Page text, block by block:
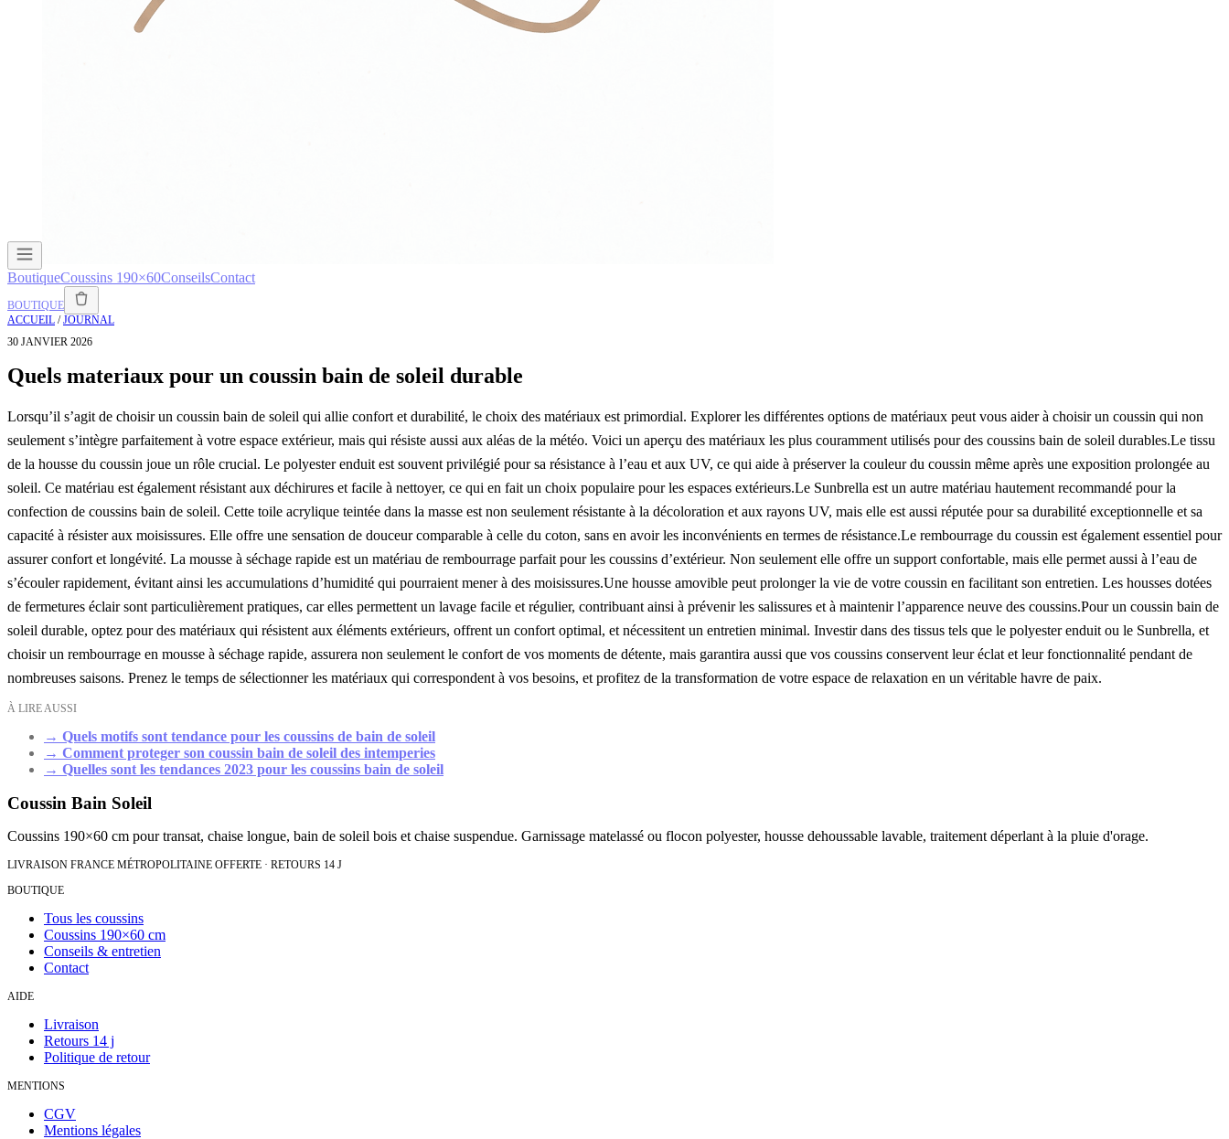
BoutiqueCoussins 190×60ConseilsContact
BOUTIQUE
ACCUEIL /JOURNAL
30 JANVIER 2026
Quels materiaux pour un coussin bain de soleil durable
Lorsqu’il s’agit de choisir un coussin bain de soleil qui allie confort et durabilité, le choix des matériaux est primordial. Explorer les différentes options de matériaux peut vous aider à choisir un coussin qui non
seulement s’intègre parfaitement à votre espace extérieur, mais qui résiste aussi aux aléas de la météo. Voici un aperçu des matériaux les plus couramment utilisés pour des coussins bain de soleil durables.Le tissu
de la housse du coussin joue un rôle crucial. Le polyester enduit est souvent privilégié pour sa résistance à l’eau et aux UV, ce qui aide à préserver la couleur du coussin même après une exposition prolongée au
soleil. Ce matériau est également résistant aux déchirures et facile à nettoyer, ce qui en fait un choix populaire pour les espaces extérieurs.Le Sunbrella est un autre matériau hautement recommandé pour la
confection de coussins bain de soleil. Cette toile acrylique teintée dans la masse est non seulement résistante à la décoloration et aux rayons UV, mais elle est aussi réputée pour sa durabilité exceptionnelle et sa
capacité à résister aux moisissures. Elle offre une sensation de douceur comparable à celle du coton, sans en avoir les inconvénients en termes de résistance.Le rembourrage du coussin est également essentiel pour
assurer confort et longévité. La mousse à séchage rapide est un matériau de rembourrage parfait pour les coussins d’extérieur. Non seulement elle offre un support confortable, mais elle permet aussi à l’eau de
s’écouler rapidement, évitant ainsi les accumulations d’humidité qui pourraient mener à des moisissures.Une housse amovible peut prolonger la vie de votre coussin en facilitant son entretien. Les housses dotées
de fermetures éclair sont particulièrement pratiques, car elles permettent un lavage facile et régulier, contribuant ainsi à prévenir les salissures et à maintenir l’apparence neuve des coussins.Pour un coussin bain de
soleil durable, optez pour des matériaux qui résistent aux éléments extérieurs, offrent un confort optimal, et nécessitent un entretien minimal. Investir dans des tissus tels que le polyester enduit ou le Sunbrella, et
choisir un rembourrage en mousse à séchage rapide, assurera non seulement le confort de vos moments de détente, mais garantira aussi que vos coussins conservent leur éclat et leur fonctionnalité pendant de
nombreuses saisons. Prenez le temps de sélectionner les matériaux qui correspondent à vos besoins, et profitez de la transformation de votre espace de relaxation en un véritable havre de paix.
À LIRE AUSSI
→ Quels motifs sont tendance pour les coussins de bain de soleil
→ Comment proteger son coussin bain de soleil des intemperies
→ Quelles sont les tendances 2023 pour les coussins bain de soleil
Coussin Bain Soleil
Coussins 190×60 cm pour transat, chaise longue, bain de soleil bois et chaise suspendue. Garnissage matelassé ou flocon polyester, housse dehoussable lavable, traitement déperlant à la pluie d'orage.
LIVRAISON FRANCE MÉTROPOLITAINE OFFERTE · RETOURS 14 J
BOUTIQUE
Tous les coussins
Coussins 190×60 cm
Conseils & entretien
Contact
AIDE
Livraison
Retours 14 j
Politique de retour
MENTIONS
CGV
Mentions légales